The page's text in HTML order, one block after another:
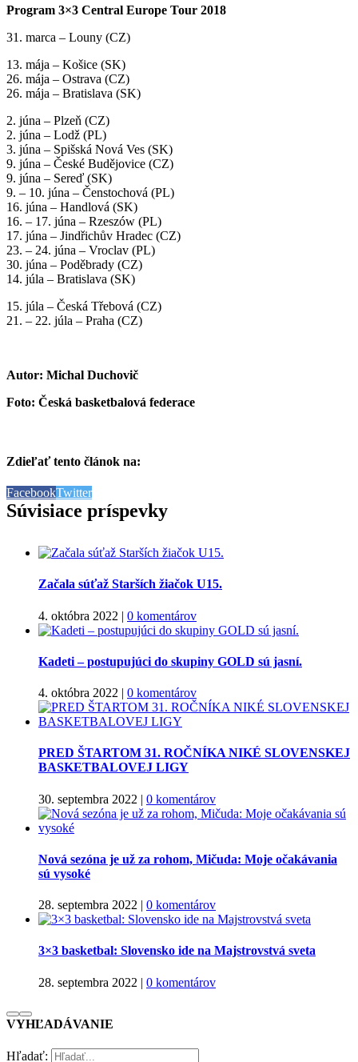
Program 3×3 Central Europe Tour 2018
31. marca – Louny (CZ)
13. mája – Košice (SK)
26. mája – Ostrava (CZ)
26. mája – Bratislava (SK)
2. júna – Plzeň (CZ)
2. júna – Lodž (PL)
3. júna – Spišská Nová Ves (SK)
9. júna – České Budějovice (CZ)
9. júna – Sereď (SK)
9. – 10. júna – Čenstochová (PL)
16. júna – Handlová (SK)
16. – 17. júna – Rzeszów (PL)
17. júna – Jindřichův Hradec (CZ)
23. – 24. júna – Vroclav (PL)
30. júna – Poděbrady (CZ)
14. júla – Bratislava (SK)
15. júla – Česká Třebová (CZ)
21. – 22. júla – Praha (CZ)
Autor: Michal Duchovič
Foto: Česká basketbalová federace
Zdieľať tento článok na:
FacebookTwitter
Súvisiace príspevky
Začala súťaž Starších žiačok U15.
4. októbra 2022 | 0 komentárov
Kadeti – postupujúci do skupiny GOLD sú jasní.
4. októbra 2022 | 0 komentárov
PRED ŠTARTOM 31. ROČNÍKA NIKÉ SLOVENSKEJ
BASKETBALOVEJ LIGY
30. septembra 2022 | 0 komentárov
Nová sezóna je už za rohom, Mičuda: Moje očakávania
sú vysoké
28. septembra 2022 | 0 komentárov
3×3 basketbal: Slovensko ide na Majstrovstvá sveta
28. septembra 2022 | 0 komentárov
VYHĽADÁVANIE
Hľadať: